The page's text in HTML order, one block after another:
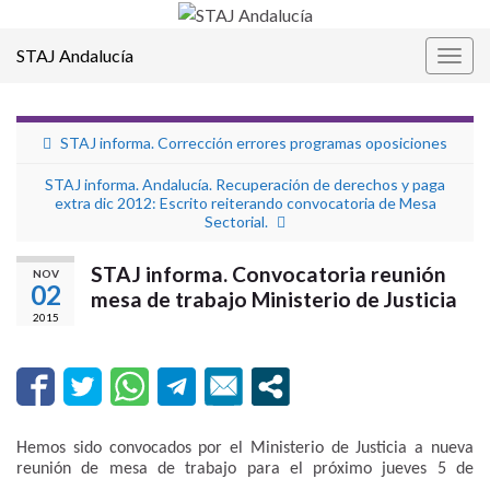
STAJ Andalucía
STAJ informa. Corrección errores programas oposiciones
STAJ informa. Andalucía. Recuperación de derechos y paga
extra dic 2012: Escrito reiterando convocatoria de Mesa
Sectorial.
NOV
02
2015
STAJ informa. Convocatoria reunión
mesa de trabajo Ministerio de Justicia
Hemos sido convocados por el Ministerio de Justicia a nueva
reunión de mesa de trabajo para el próximo jueves 5 de